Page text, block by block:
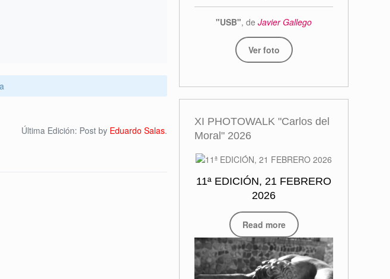
Última Edición: Post by Eduardo Salas.
"USB", de Javier Gallego
Ver foto
XI PHOTOWALK "Carlos del
Moral" 2026
11ª EDICIÓN, 21 FEBRERO
2026
Read more